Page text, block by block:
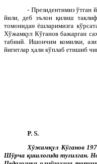
- Президентимиз ўтган
йили, деб эълон қилиш
томонидан ёшларимизга
Хўжамқул Кўганов бажарган
табиий. Ишончим комилки,
йигитлар ҳали кўплаб етишиб
P.S.
Хўжамқул Кўганов
Шўрча қишлоғида туғилган.